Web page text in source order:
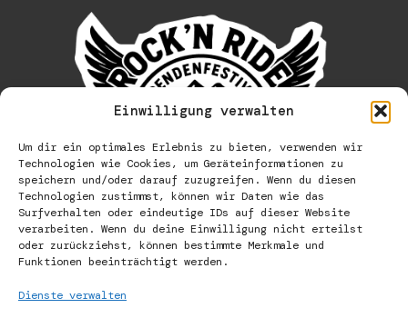
Einwilligung verwalten
Um dir ein optimales Erlebnis zu bieten, verwenden wir
Technologien wie Cookies, um Geräteinformationen zu
speichern und/oder darauf zuzugreifen. Wenn du diesen
Technologien zustimmst, können wir Daten wie das
Surfverhalten oder eindeutige IDs auf dieser Website
verarbeiten. Wenn du deine Einwilligung nicht erteilst
oder zurückziehst, können bestimmte Merkmale und
Funktionen beeinträchtigt werden.
Dienste verwalten